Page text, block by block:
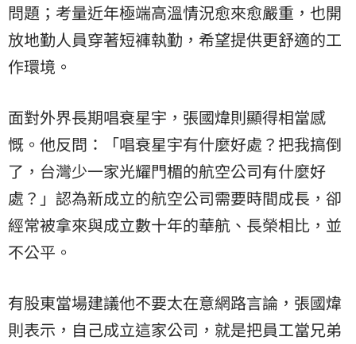
問題；考量近年極端高溫情況愈來愈嚴重，也開
放地勤人員穿著短褲執勤，希望提供更舒適的工
作環境。
面對外界長期唱衰星宇，張國煒則顯得相當感
慨。他反問：「唱衰星宇有什麼好處？把我搞倒
了，台灣少一家光耀門楣的航空公司有什麼好
處？」認為新成立的航空公司需要時間成長，卻
經常被拿來與成立數十年的華航、長榮相比，並
不公平。
有股東當場建議他不要太在意網路言論，張國煒
則表示，自己成立這家公司，就是把員工當兄弟